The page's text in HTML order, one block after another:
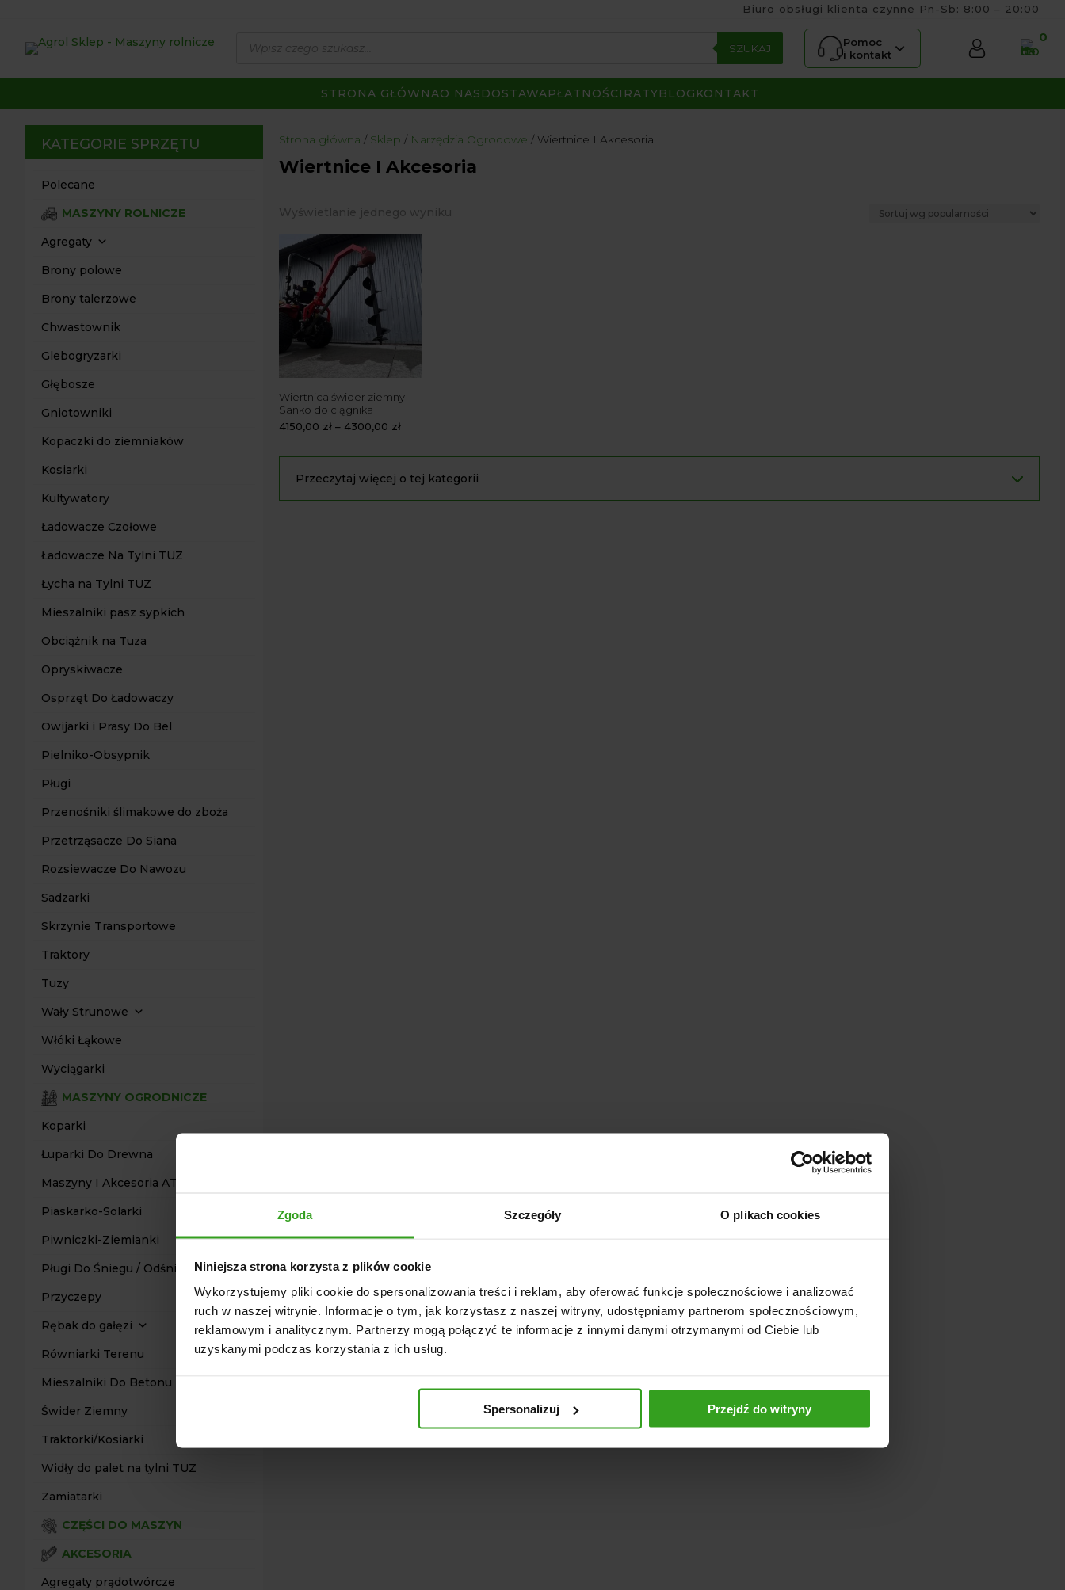
Zgoda Szczegóły O plikach cookies
Niniejsza strona korzysta z plików cookie
Wykorzystujemy pliki cookie do spersonalizowania treści i reklam, aby oferować funkcje społecznościowe i analizować
ruch w naszej witrynie. Informacje o tym, jak korzystasz z naszej witryny, udostępniamy partnerom społecznościowym,
reklamowym i analitycznym. Partnerzy mogą połączyć te informacje z innymi danymi otrzymanymi od Ciebie lub
uzyskanymi podczas korzystania z ich usług.
Spersonalizuj Przejdź do witryny
Biuro obsługi klienta czynne Pn-Sb: 8:00 – 20:00
produktów SZUKAJ
Pomoc
i kontakt
0
STRONA GŁÓWNAO NAS DOSTAWAPŁATNOŚCI RATYBLOG KONTAKT
KATEGORIE SPRZĘTU
Polecane
MASZYNY ROLNICZE
Agregaty
Brony polowe
Brony talerzowe
Chwastownik
Glebogryzarki
Głębosze
Gniotowniki
Kopaczki do ziemniaków
Kosiarki
Kultywatory
Ładowacze Czołowe
Ładowacze Na Tylni TUZ
Łycha na Tylni TUZ
Mieszalniki pasz sypkich
Obciążnik na Tuza
Opryskiwacze
Osprzęt Do Ładowaczy
Owijarki i Prasy Do Bel
Pielniko-Obsypnik
Pługi
Przenośniki ślimakowe do zboża
Przetrząsacze Do Siana
Rozsiewacze Do Nawozu
Sadzarki
Skrzynie Transportowe
Traktory
Tuzy
Wały Strunowe
Włóki Łąkowe
Wyciągarki
MASZYNY OGRODNICZE
Koparki
Łuparki Do Drewna
Maszyny I Akcesoria ATV Quad
Piaskarko-Solarki
Piwniczki-Ziemianki
Pługi Do Śniegu / Odśnieżarki
Przyczepy
Rębak do gałęzi
Równiarki Terenu
Mieszalniki Do Betonu
Świder Ziemny
Traktorki/Kosiarki
Widły do palet na tylni TUZ
Zamiatarki
CZĘŚCI DO MASZYN
AKCESORIA
Agregaty prądotwórcze
Strona główna Sklep Narzędzia Ogrodowe Wiertnice I Akcesoria
Wiertnice I Akcesoria
Wyświetlanie jednego wyniku
Wiertnica świder ziemny
Sanko do ciągnika
4150,00 zł – 4300,00 zł
Przeczytaj więcej o tej kategorii